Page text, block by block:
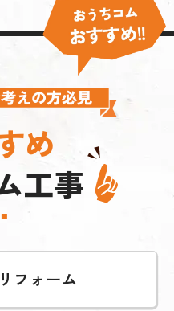
め
工事
リフォーム